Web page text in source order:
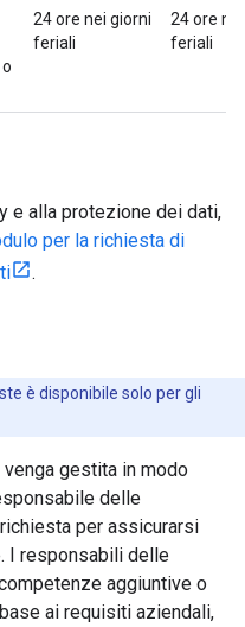
24 ore nei giorni
feriali
24 ore
feriali
e alla protezione dei dati,
per la richiesta di
.
è disponibile solo per gli
gestita in modo
delle
per assicurarsi
I responsabili delle
aggiuntive o
ai requisiti aziendali,